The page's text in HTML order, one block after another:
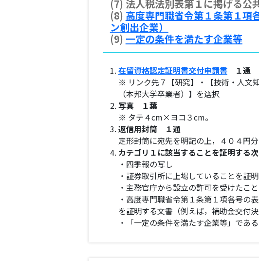
(7) 法人税法別表第１に掲げる公
(8) 高度専門職省令第１条第１項
ン創出企業）
(9) 一定の条件を満たす企業等
在留資格認定証明書交付申請書１通
※ リンク先７【研究】・【技術・人文
（本邦大学卒業者）】を選択
写真 １葉
※ タテ４cm×ヨコ３cm。
返信用封筒 １通
定形封筒に宛先を明記の上，４０４円
カテゴリ１に該当することを証明する
・四季報の写し
・証券取引所に上場していることを証
・主務官庁から設立の許可を受けたこ
・高度専門職省令第１条第１項各号の
を証明する文書（例えば，補助金交付決
・「一定の条件を満たす企業等」であ